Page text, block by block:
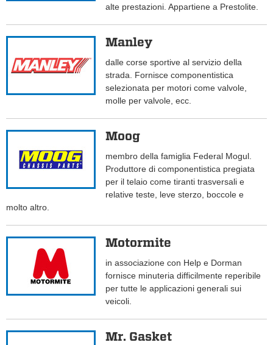
alte prestazioni. Appartiene a Prestolite.
Manley
dalle corse sportive al servizio della
strada. Fornisce componentistica
selezionata per motori come valvole,
molle per valvole, ecc.
Moog
membro della famiglia Federal Mogul.
Produttore di componentistica pregiata
per il telaio come tiranti trasversali e
relative teste, leve sterzo, boccole e
molto altro.
Motormite
in associazione con Help e Dorman
fornisce minuteria difficilmente reperibile
per tutte le applicazioni generali sui
veicoli.
Mr. Gasket